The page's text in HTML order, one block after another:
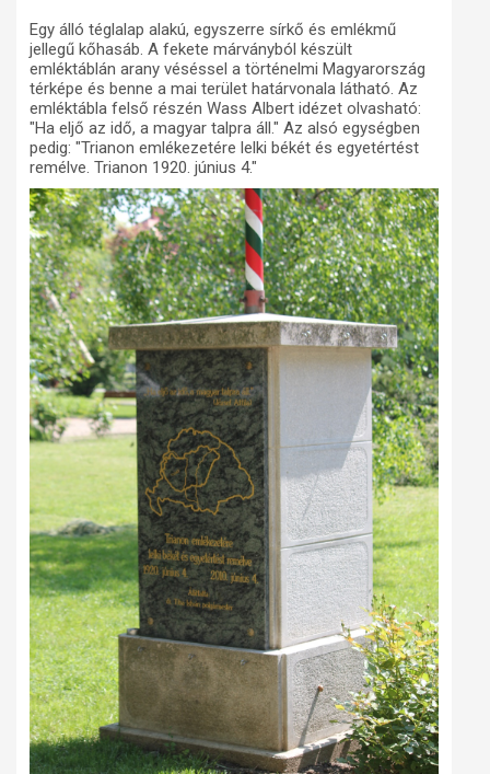
Egy álló téglalap alakú, egyszerre sírkő és emlékmű
jellegű kőhasáb. A fekete márványból készült
emléktáblán arany véséssel a történelmi Magyarország
térképe és benne a mai terület határvonala látható. Az
emléktábla felső részén Wass Albert idézet olvasható:
"Ha eljő az idő, a magyar talpra áll." Az alsó egységben
pedig: "Trianon emlékezetére lelki békét és egyetértést
remélve. Trianon 1920. június 4."